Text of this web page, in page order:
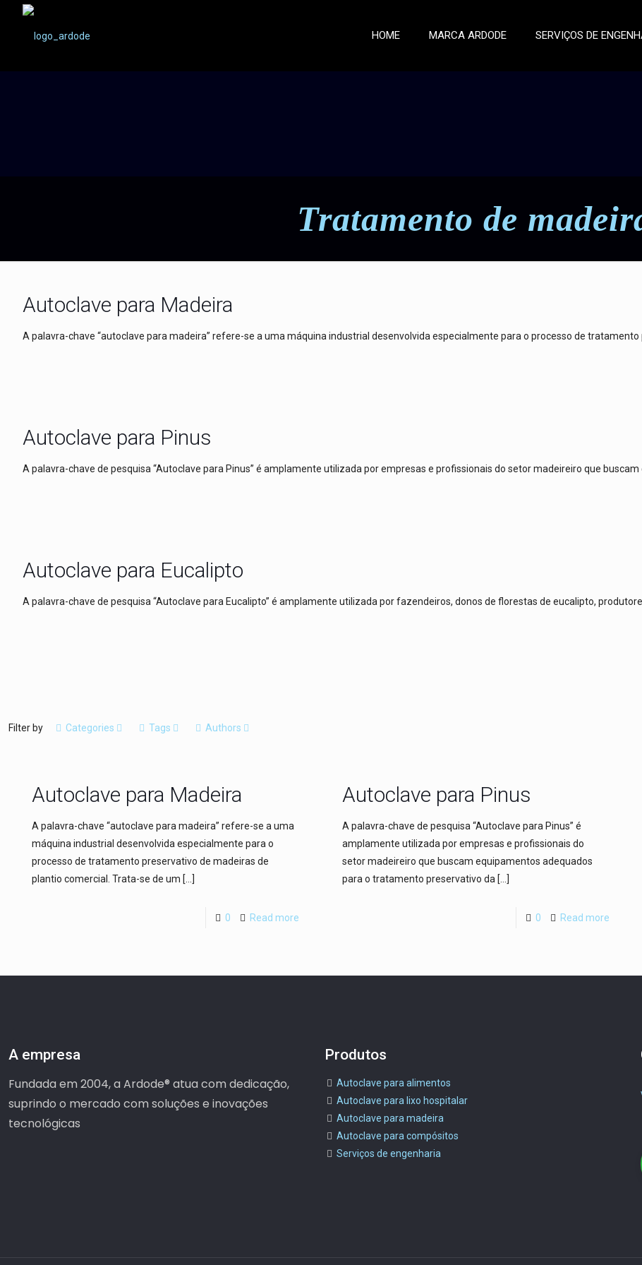
HOME MARCA ARDODE SERVIÇOS DE
Tratamento de
Autoclave para Madeira
A palavra-chave “autoclave para madeira” refere-se a uma máquina industrial desenvolvida especialmente para o processo de
Autoclave para Pinus
A palavra-chave de pesquisa “Autoclave para Pinus” é amplamente utilizada por empresas e profissionais do setor madeireiro que
Autoclave para Eucalipto
A palavra-chave de pesquisa “Autoclave para Eucalipto” é amplamente utilizada por fazendeiros, donos de florestas de eucalipto,
Filter by Categories Tags Authors
Autoclave para Madeira
A palavra-chave “autoclave para madeira” refere-se a uma
máquina industrial desenvolvida especialmente para o
processo de tratamento preservativo de madeiras de
plantio comercial. Trata-se de um […]
0 Read more
Autoclave para Pinus
A palavra-chave de pesquisa “Autoclave para Pinus” é
amplamente utilizada por empresas e profissionais do
setor madeireiro que buscam equipamentos adequados
para o tratamento preservativo da […]
0 Read more
A empresa
Fundada em 2004, a Ardode® atua com dedicação,
suprindo o mercado com soluções e inovações
tecnológicas
Produtos
Autoclave para alimentos
Autoclave para lixo hospitalar
Autoclave para madeira
Autoclave para compósitos
Serviços de engenharia